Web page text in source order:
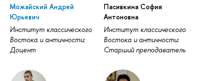
Можайский Андрей
Юрьевич
Институт классического
Востока и античности:
Доцент
Пасивкина София
Антоновна
Институт классического
Востока и античности:
Старший преподаватель